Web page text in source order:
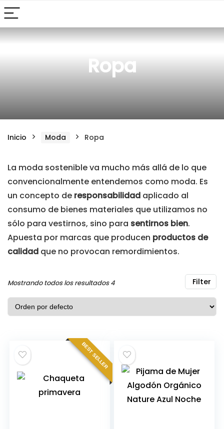
Ropa
Inicio Moda Ropa
La moda sostenible va mucho más allá de lo que
convencionalmente entendemos como moda. Es
un concepto de responsabilidad aplicado al
consumo de bienes materiales que utilizamos no
sólo para vestirnos, sino para sentirnos bien.
Apuesta por marcas que producen productos de
calidad que no provocan remordimientos.
Filter
Mostrando todos los resultados 4
BEST SELLER